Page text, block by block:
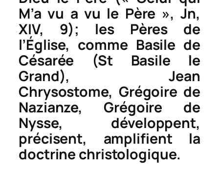
M’a vu a vu le Père », Jn,
XIV, 9); les Pères de
l’Église, comme Basile de
Césarée (St Basile le
Grand), Jean
Chrysostome, Grégoire de
Nazianze, Grégoire de
Nysse, développent,
précisent, amplifient la
doctrine christologique.